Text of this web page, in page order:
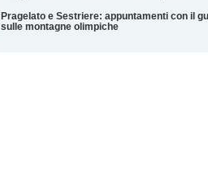
Pragelato e Sestriere: appuntamenti con il
sulle montagne olimpiche